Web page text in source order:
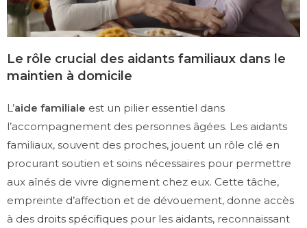
Le rôle crucial des aidants familiaux dans le
maintien à domicile
L’aide familiale est un pilier essentiel dans
l’accompagnement des personnes âgées. Les aidants
familiaux, souvent des proches, jouent un rôle clé en
procurant soutien et soins nécessaires pour permettre
aux aînés de vivre dignement chez eux. Cette tâche,
empreinte d’affection et de dévouement, donne accès
à des droits spécifiques pour les aidants, reconnaissant